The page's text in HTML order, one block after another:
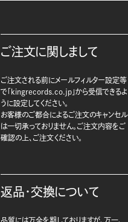
ご注文に関しまして
ご注文される前にメールフィルター設定等
で「kingrecords.co.jp」から受信できるよ
うに設定してください。
お客様のご都合によるご注文のキャンセル
は一切承っておりません。ご注文内容をご
確認の上、ご注文ください。
返品・交換について
品質には万全を期しておりますが、万一、